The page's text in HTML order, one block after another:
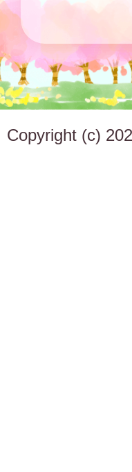
Copyright (c)